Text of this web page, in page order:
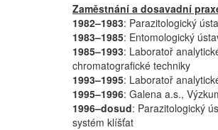
Zaměstnání a dosavadní
1982–1983: Parazitologický
1983–1985: Entomologický
1985–1993: Laboratoř
chromatografické techniky
1993–1995: Laboratoř
1995–1996: Galena a.s.,
1996–dosud: Parazitologický
systém klíšťat